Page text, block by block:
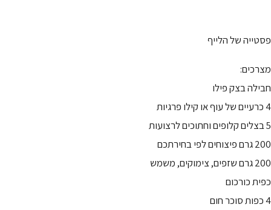
פסטייה של הלייף
מצרכים:
חבילה בצק פילו
4 כרעיים של עוף או קילו פרגיות
5 בצלים קלופים וחתוכים לרצועות
200 גרם פיצוחים לפי בחירתכם
200 גרם שזפים, צימוקים, משמש
כפית כורכום
4 כפות סוכר חום